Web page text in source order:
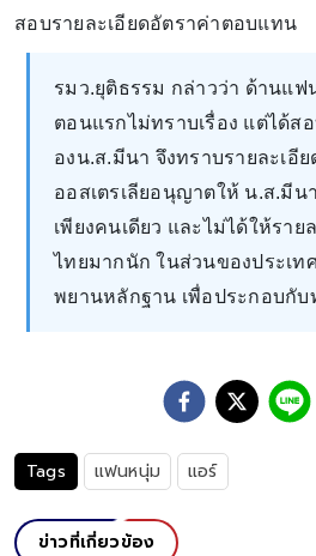
สอบรายละเอียดอัตราค่าตอบแทน
รมว.ยุติธรรม กล่าวว่า ด้านแ
ตอนแรกไม่ทราบเรื่อง แต่ได้ส
องน.ส.มีนา จึงทราบรายละเอี
ออสเตรเลียอนุญาตให้ น.ส.มีน
เพียงคนเดียว และไม่ได้ให้รา
ไทยมากนัก ในส่วนของประเท
พยานหลักฐาน เพื่อประกอบกับ
Tags แฟนหนุ่ม แอร์
ข่าวที่เกี่ยวข้อง